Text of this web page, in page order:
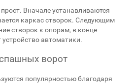
Вначале устанавливаются
каркас створок. Следующим
створок к опорам, в конце
автоматики.
ворот
популярностью благодаря